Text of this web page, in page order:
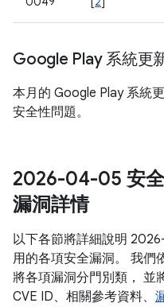
Google Play 系統更
本月的 Google Play 系統
安全性問題。
2026-04-05 安
漏洞詳情
以下各節將詳細說明
用的各項安全漏洞。 我們
將各項漏洞分門別類， 並
CVE ID、相關參考資料、